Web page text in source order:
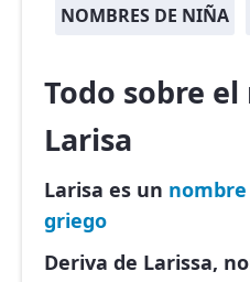
NOMBRES DE NIÑA
Todo sobre
Larisa
Larisa es un
griego
Deriva de Larissa,